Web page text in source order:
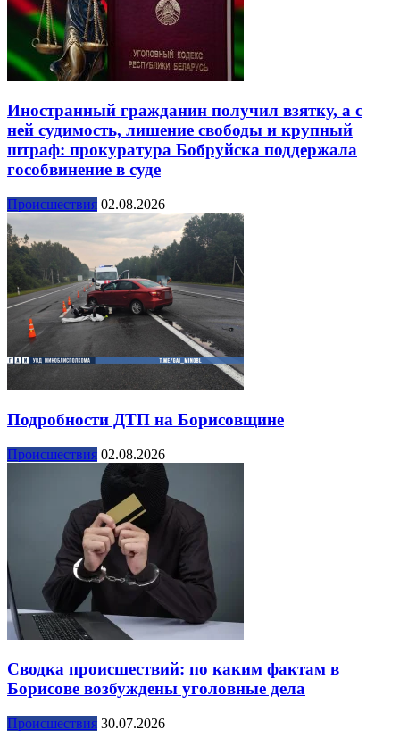
Иностранный гражданин получил взятку, а с
ней судимость, лишение свободы и крупный
штраф: прокуратура Бобруйска поддержала
гособвинение в суде
Происшествия 02.08.2026
Подробности ДТП на Борисовщине
Происшествия 02.08.2026
Сводка происшествий: по каким фактам в
Борисове возбуждены уголовные дела
Происшествия 30.07.2026